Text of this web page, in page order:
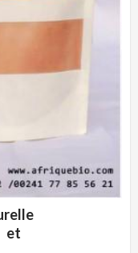
et